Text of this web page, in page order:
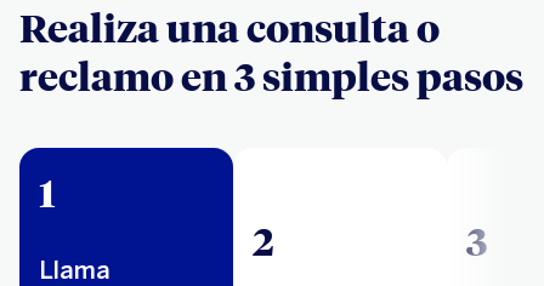
Realiza una consulta o
reclamo en 3 simples pasos
1
Llama
2 3